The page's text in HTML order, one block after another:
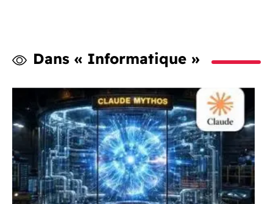
Dans « Informatique »